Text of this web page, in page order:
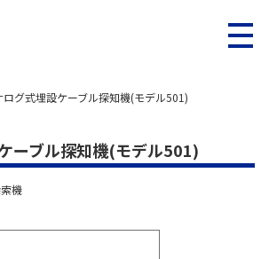
メニ
ログ式埋設ケーブル探知機(モデル501)
ーブル探知機(モデル501)
機